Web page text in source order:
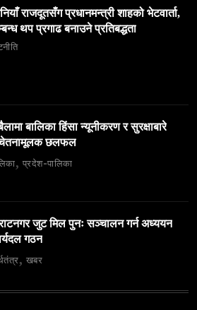
सम्पदाको केन्द्र
March 13, 2026
समाज
नागरिक निष्कासित — ओभरस्टे,
गतिविधि र धर्म प्रचारसम्म
राजदूतसँग प्रधानमन्त्री शाहको भेटवार्ता,
थप प्रगाढ बनाउने प्रतिबद्धता
बालिका हिंसा न्यूनीकरण र सुरक्षाबारे
छलफल
प्रदेश-पालिका
जुट मिल पुनः सञ्चालन गर्न अध्ययन
गठन
खबर